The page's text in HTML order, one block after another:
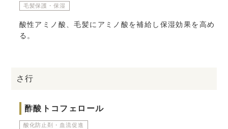
毛髪保護・保湿
酸性アミノ酸、毛髪にアミノ酸を補給し保湿効果を高め
る。
さ行
酢酸トコフェロール
酸化防止剤・血流促進